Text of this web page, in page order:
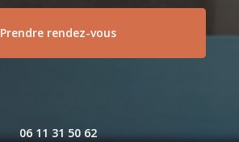
Prendre rendez-vous
06 11 31 50 62